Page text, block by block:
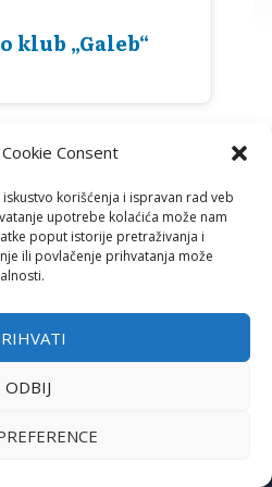
Consent
korišćenja i ispravan rad veb
upotrebe kolaćića može nam
poput istorije pretraživanja i
ili povlačenje prihvatanja može
ODBIJ
klub „Galeb“